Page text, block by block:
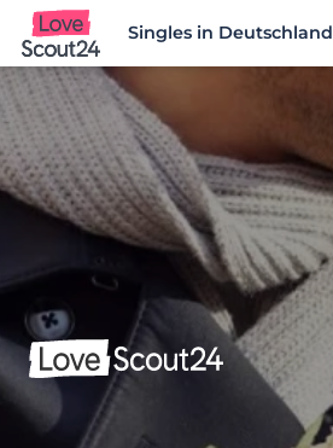
Lovescout24
Singles in Deutschland